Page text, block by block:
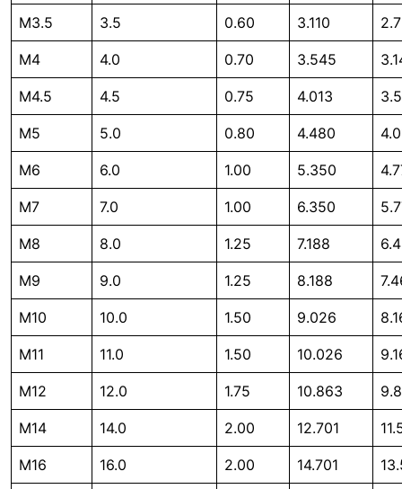
M3.5 3.5 0.60 3.110
M4 4.0 0.70 3.545
M4.5 4.5 0.75 4.013
M5 5.0 0.80 4.480
M6 6.0 1.00 5.350
M7 7.0 1.00 6.350
M8 8.0 1.25 7.188
M9 9.0 1.25 8.188
M10 10.0 1.50 9.026
M11 11.0 1.50 10.026
M12 12.0 1.75 10.863
M14 14.0 2.00 12.701
M16 16.0 2.00 14.701